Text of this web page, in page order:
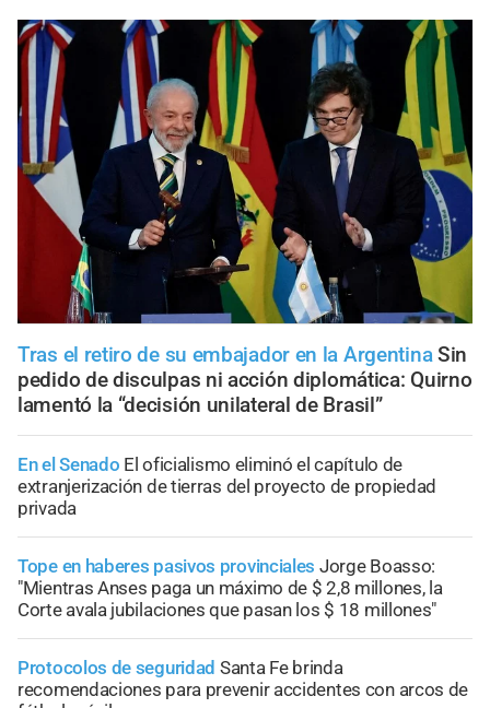
Tras el retiro de su embajador en la Argentina Sin
pedido de disculpas ni acción diplomática: Quirno
lamentó la “decisión unilateral de Brasil”
En el Senado El oficialismo eliminó el capítulo de
extranjerización de tierras del proyecto de propiedad
privada
Tope en haberes pasivos provinciales Jorge Boasso:
"Mientras Anses paga un máximo de $ 2,8 millones, la
Corte avala jubilaciones que pasan los $ 18 millones"
Protocolos de seguridad Santa Fe brinda
recomendaciones para prevenir accidentes con arcos de